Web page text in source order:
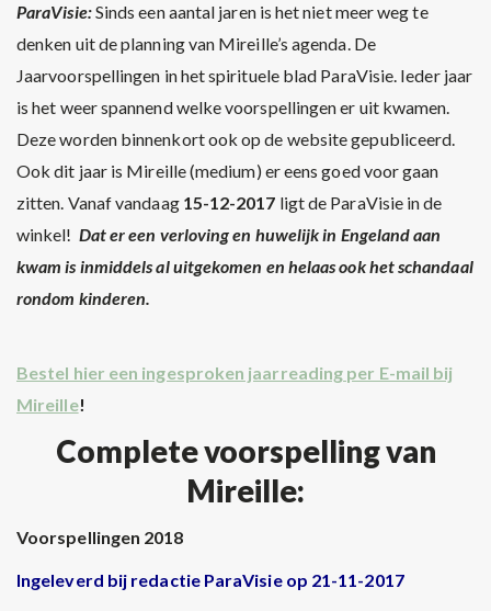
ParaVisie:Sinds een aantal jaren is het niet meer weg te
denken uit de planning van Mireille’s agenda. De
Jaarvoorspellingen in het spirituele blad ParaVisie. Ieder jaar
is het weer spannend welke voorspellingen er uit kwamen.
Deze worden binnenkort ook op de website gepubliceerd.
Ook dit jaar is Mireille (medium) er eens goed voor gaan
zitten. Vanaf vandaag 15-12-2017 ligt de ParaVisie in de
winkel! Dat er een verloving en huwelijk in Engeland aan
kwam is inmiddels al uitgekomen en helaas ook het schandaal
rondom kinderen.
Bestel hier een ingesproken jaarreading per E-mail bij
Mireille!
Complete voorspelling van
Mireille:
Voorspellingen 2018
Ingeleverd bij redactie ParaVisie op 21-11-2017